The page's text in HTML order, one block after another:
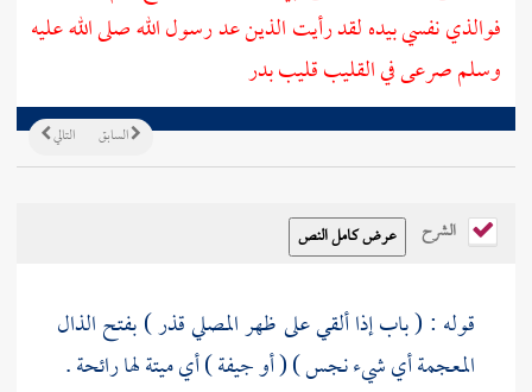
فوالذي نفسي بيده لقد رأيت الذين عد رسول الله صلى الله عليه
وسلم صرعى في القليب قليببدر
التالي السابق
الشرح
قوله : ( باب إذا ألقي على ظهر المصلي قذر ) بفتح الذال
المعجمة أي شيء نجس ) ( أو جيفة ) أي ميتة لها رائحة .